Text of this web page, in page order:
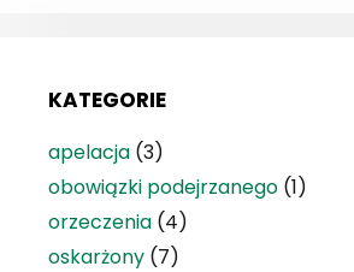
KATEGORIE
apelacja (3)
obowiązki podejrzanego (1)
orzeczenia (4)
oskarżony (7)